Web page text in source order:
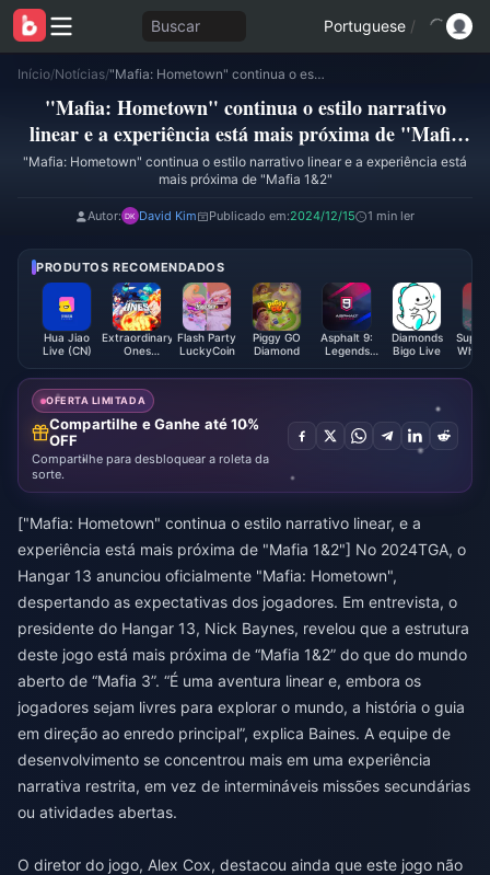
Buscar Portuguese /
Início/Notícias/ "Mafia: Hometown" continua o estilo narrativo linear e a experiência está mais próxima de "Mafia 1&2"
"Mafia: Hometown" continua o estilo narrativo
linear e a experiência está mais próxima de "Mafia
1&2"
"Mafia: Hometown" continua o estilo narrativo linear e a experiência está
mais próxima de "Mafia 1&2"
Autor: David Kim Publicado em:2024/12/15 1 min ler
PRODUTOS RECOMENDADOS
Hua Jiao
Live (CN)
Extraordinary
Ones
Card (Global)
Flash Party
LuckyCoin
Piggy GO
Diamond
Asphalt 9:
Legends
Diamonds
Bigo Live
Super
Who
OFERTA LIMITADA
Compartilhe e Ganhe até 10%
OFF
Compartilhe para desbloquear a roleta da
sorte.
["Mafia: Hometown" continua o estilo narrativo linear, e a
experiência está mais próxima de "Mafia 1&2"] No 2024TGA, o
Hangar 13 anunciou oficialmente "Mafia: Hometown",
despertando as expectativas dos jogadores. Em entrevista, o
presidente do Hangar 13, Nick Baynes, revelou que a estrutura
deste jogo está mais próxima de “Mafia 1&2” do que do mundo
aberto de “Mafia 3”. “É uma aventura linear e, embora os
jogadores sejam livres para explorar o mundo, a história o guia
em direção ao enredo principal”, explica Baines. A equipe de
desenvolvimento se concentrou mais em uma experiência
narrativa restrita, em vez de intermináveis ​​missões secundárias
ou atividades abertas.
O diretor do jogo, Alex Cox, destacou ainda que este jogo não